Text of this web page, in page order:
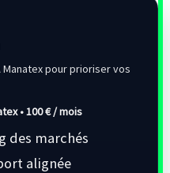
pour prioriser vos
•100 € / mois
des marchés
alignée